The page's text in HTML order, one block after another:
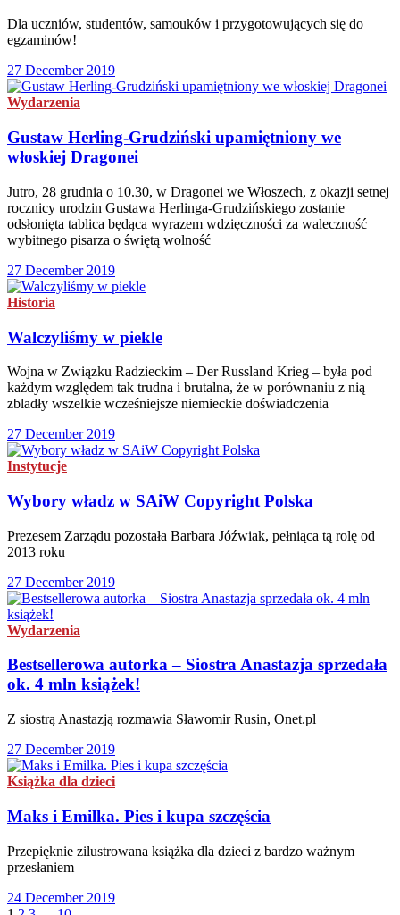
Dla uczniów, studentów, samouków i przygotowujących się do
egzaminów!
27 December 2019
Wydarzenia
Gustaw Herling-Grudziński upamiętniony we
włoskiej Dragonei
Jutro, 28 grudnia o 10.30, w Dragonei we Włoszech, z okazji setnej
rocznicy urodzin Gustawa Herlinga-Grudzińskiego zostanie
odsłonięta tablica będąca wyrazem wdzięczności za waleczność
wybitnego pisarza o świętą wolność
27 December 2019
Historia
Walczyliśmy w piekle
Wojna w Związku Radzieckim – Der Russland Krieg – była pod
każdym względem tak trudna i brutalna, że w porównaniu z nią
zbladły wszelkie wcześniejsze niemieckie doświadczenia
27 December 2019
Instytucje
Wybory władz w SAiW Copyright Polska
Prezesem Zarządu pozostała Barbara Jóźwiak, pełniąca tą rolę od
2013 roku
27 December 2019
Wydarzenia
Bestsellerowa autorka – Siostra Anastazja sprzedała
ok. 4 mln książek!
Z siostrą Anastazją rozmawia Sławomir Rusin, Onet.pl
27 December 2019
Książka dla dzieci
Maks i Emilka. Pies i kupa szczęścia
Przepięknie zilustrowana książka dla dzieci z bardzo ważnym
przesłaniem
24 December 2019